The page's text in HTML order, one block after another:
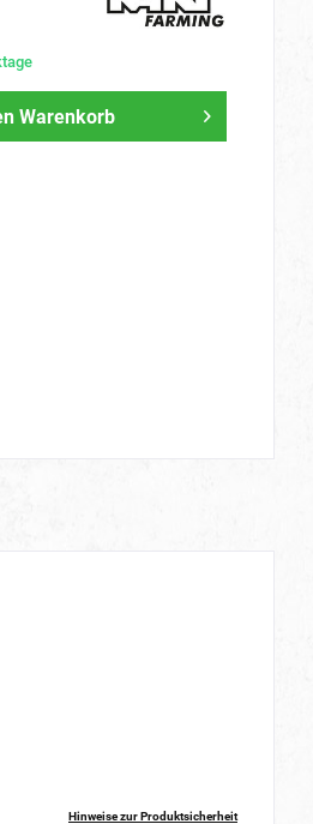
Warenkorb
Hinweise zur Produktsicherheit